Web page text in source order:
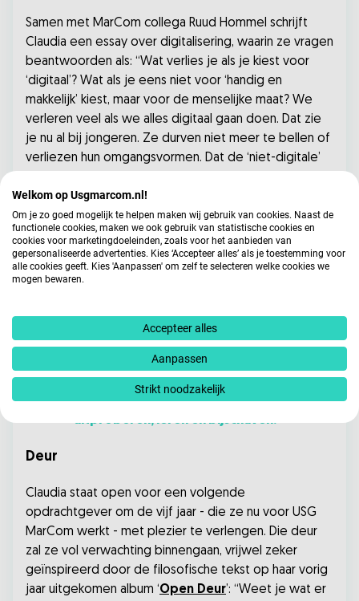
Samen met MarCom collega Ruud Hommel schrijft
Claudia een essay over digitalisering, waarin ze vragen
beantwoorden als: “Wat verlies je als je kiest voor
‘digitaal’? Wat als je eens niet voor ‘handig en
makkelijk’ kiest, maar voor de menselijke maat? We
verleren veel als we alles digitaal gaan doen. Dat zie
je nu al bij jongeren. Ze durven niet meer te bellen of
verliezen hun omgangsvormen. Dat de ‘niet-digitale’
toch niet erg? Niet alles hoeft ‘gelikt’ te zijn.”
Crux
Claudia adviseert bedrijven en organisaties bij het
verbeteren en uitvoeren van communicatie- en
“Daarbij kijk ik naar het grote geheel en volg de
rode draad. Ik stel vragen als: ‘Waarom doen we
dit? Waar zit de crux? Wat heeft in deze context
de meeste impact?’. Dat is een continu proces van
uitproberen, leren en bijschaven.”
Deur
Claudia staat open voor een volgende
opdrachtgever om de vijf jaar - die ze nu voor USG
MarCom werkt - met plezier te verlengen. Die deur
zal ze vol verwachting binnengaan, vrijwel zeker
geïnspireerd door de filosofische tekst op haar vorig
jaar uitgekomen album ‘Open Deur’: “Weet je wat er
Welkom op Usgmarcom.nl!
Om je zo goed mogelijk te helpen maken wij gebruik van cookies. Naast de
functionele cookies, maken we ook gebruik van statistische cookies en
cookies voor marketingdoeleinden, zoals voor het aanbieden van
gepersonaliseerde advertenties. Kies ‘Accepteer alles’ als je toestemming voor
alle cookies geeft. Kies 'Aanpassen' om zelf te selecteren welke cookies we
mogen bewaren.
Accepteer alles
Aanpassen
Strikt noodzakelijk